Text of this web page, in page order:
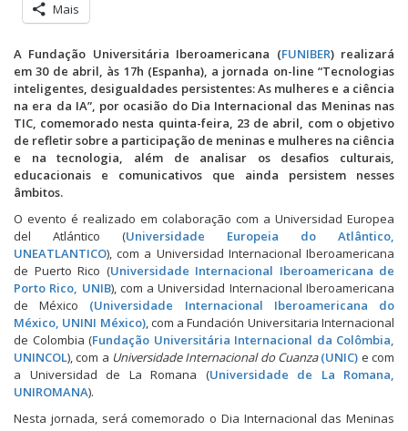
Mais
A Fundação Universitária Iberoamericana (FUNIBER) realizará
em 30 de abril, às 17h (Espanha), a jornada on-line “Tecnologias
inteligentes, desigualdades persistentes: As mulheres e a ciência
na era da IA”, por ocasião do Dia Internacional das Meninas nas
TIC, comemorado nesta quinta-feira, 23 de abril, com o objetivo
de refletir sobre a participação de meninas e mulheres na ciência
e na tecnologia, além de analisar os desafios culturais,
educacionais e comunicativos que ainda persistem nesses
âmbitos.
O evento é realizado em colaboração com a Universidad Europea
del Atlántico (Universidade Europeia do Atlântico,
UNEATLANTICO), com a Universidad Internacional Iberoamericana
de Puerto Rico (Universidade Internacional Iberoamericana de
Porto Rico, UNIB), com a Universidad Internacional Iberoamericana
de México (Universidade Internacional Iberoamericana do
México, UNINI México), com a Fundación Universitaria Internacional
de Colombia (Fundação Universitária Internacional da Colômbia,
UNINCOL), com a Universidade Internacional do Cuanza (UNIC) e com
a Universidad de La Romana (Universidade de La Romana,
UNIROMANA).
Nesta jornada, será comemorado o Dia Internacional das Meninas